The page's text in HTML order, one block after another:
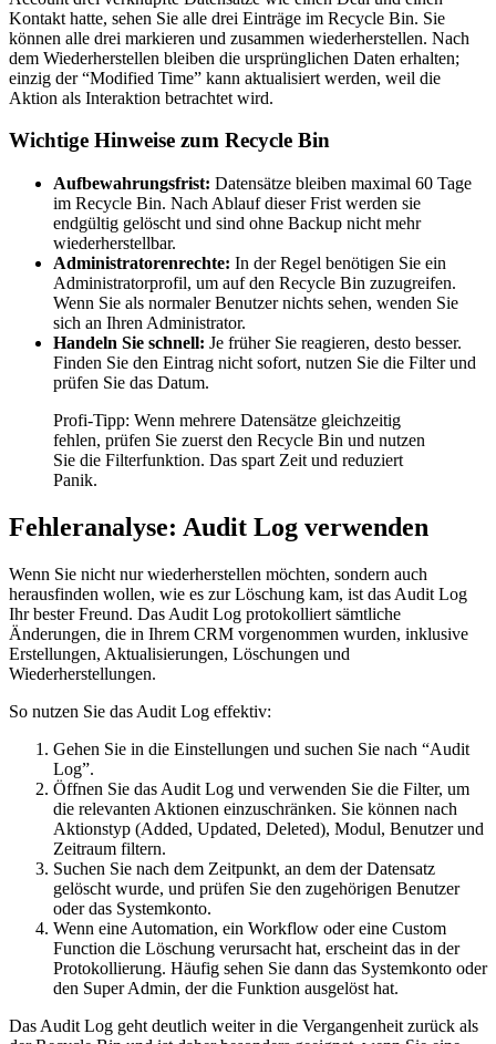
Kontakt hatte, sehen Sie alle drei Einträge im Recycle Bin. Sie
können alle drei markieren und zusammen wiederherstellen. Nach
dem Wiederherstellen bleiben die ursprünglichen Daten erhalten;
einzig der “Modified Time” kann aktualisiert werden, weil die
Aktion als Interaktion betrachtet wird.
Wichtige Hinweise zum Recycle Bin
Aufbewahrungsfrist: Datensätze bleiben maximal 60 Tage
im Recycle Bin. Nach Ablauf dieser Frist werden sie
endgültig gelöscht und sind ohne Backup nicht mehr
wiederherstellbar.
Administratorenrechte: In der Regel benötigen Sie ein
Administratorprofil, um auf den Recycle Bin zuzugreifen.
Wenn Sie als normaler Benutzer nichts sehen, wenden Sie
sich an Ihren Administrator.
Handeln Sie schnell: Je früher Sie reagieren, desto besser.
Finden Sie den Eintrag nicht sofort, nutzen Sie die Filter und
prüfen Sie das Datum.
Profi-Tipp: Wenn mehrere Datensätze gleichzeitig
fehlen, prüfen Sie zuerst den Recycle Bin und nutzen
Sie die Filterfunktion. Das spart Zeit und reduziert
Panik.
Fehleranalyse: Audit Log verwenden
Wenn Sie nicht nur wiederherstellen möchten, sondern auch
herausfinden wollen, wie es zur Löschung kam, ist das Audit Log
Ihr bester Freund. Das Audit Log protokolliert sämtliche
Änderungen, die in Ihrem CRM vorgenommen wurden, inklusive
Erstellungen, Aktualisierungen, Löschungen und
Wiederherstellungen.
So nutzen Sie das Audit Log effektiv:
Gehen Sie in die Einstellungen und suchen Sie nach “Audit
Log”.
Öffnen Sie das Audit Log und verwenden Sie die Filter, um
die relevanten Aktionen einzuschränken. Sie können nach
Aktionstyp (Added, Updated, Deleted), Modul, Benutzer und
Zeitraum filtern.
Suchen Sie nach dem Zeitpunkt, an dem der Datensatz
gelöscht wurde, und prüfen Sie den zugehörigen Benutzer
oder das Systemkonto.
Wenn eine Automation, ein Workflow oder eine Custom
Function die Löschung verursacht hat, erscheint das in der
Protokollierung. Häufig sehen Sie dann das Systemkonto oder
den Super Admin, der die Funktion ausgelöst hat.
Das Audit Log geht deutlich weiter in die Vergangenheit zurück als